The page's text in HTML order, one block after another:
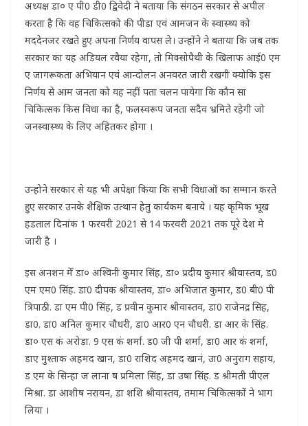
अध्यक्ष डा० ए पी0 डी0 द्विवेदी ने बताया कि संगठन सरकार से अपील
करता है कि वह चिकित्सको की पीडा एवं आमजन के स्वास्थ्य को
मददेनजर रखते हुए अपना निर्णय वापस ले। उन्होंने ने बताया कि जब तक
सरकार का यह अडियल रवैया रहेगा, तो मिक्सोपैथी के खिलाफ आई0 एम
ए जागरूकता अभियान एवं आन्दोलन अनवरत जारी रखगी क्योकि इस
निर्णय से आम जनता को यह नहीं पता चलन पायेगा कि कौन सा
चिकित्सक किस विधा का है, फलस्वरूप जनता सदैव भ्रमिते रहेगी जो
जनस्वास्थ्य के लिए अहितकर होगा ।
उन्होने सरकार से यह भी अपेक्षा किया कि सभी विधाओं का सम्मान करते
हुए सरकार उनके शैक्षिक उत्थान हेतु कार्यकम बनाये । यह कृमिक भूख
हडताल दिनांक 1 फरवरी 2021 से 14 फरवरी 2021 तक पूरे देश मे
जारी है ।
इस अनशन मेँ डा० अश्विनी कुमार सिंह, डा० प्रदीय कुमार श्रीवास्तव, ड0
एम एम0 सिंह. डा0 दीपक श्रीवास्तव, डा० अभिजात कुमार, ड0 बी0 पी
त्रिपाठी. डा एम पी0 सिंह, ड प्रवीन कुमार श्रीवास्तव, डा0 राजेनद्र सिह,
डा0. डा0 अनिल कुमार चौधरी, डा0 आर0 एन चौधरी. डा आर के सिंह.
डा० एस कं अरोडा. 9 एस कं शर्मा. ड0 जी पी शर्मा, डा0 आर कं शर्मा,
डाए मुश्ताक अहमद खान, डा0 राशिद अहमद खानं, उा0 अनुराग सहाय,
ड एम के सिन्हा ज लाना ष प्रमिला सिंह, डा उषा सिंह. ड श्रीमती पीएल
मिश्रा. डा आशीष नरायन, डा शशि श्रीवास्तव, तमाम चिकित्सकों ने भाग
लिया ।